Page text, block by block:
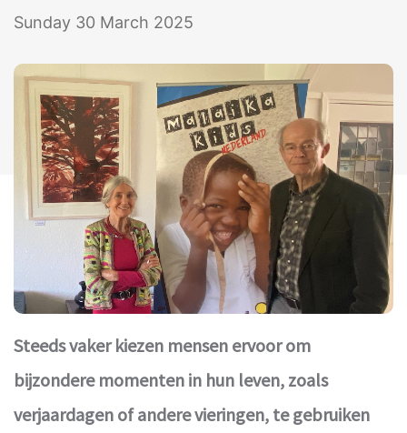
Sunday 30 March 2025
Steeds vaker kiezen mensen ervoor om
bijzondere momenten in hun leven, zoals
verjaardagen of andere vieringen, te gebruiken